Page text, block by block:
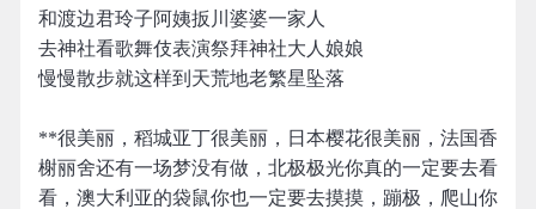
和渡边君玲子阿姨扳川婆婆一家人
去神社看歌舞伎表演祭拜神社大人娘娘
慢慢散步就这样到天荒地老繁星坠落
**很美丽，稻城亚丁很美丽，日本樱花很美丽，法国香
榭丽舍还有一场梦没有做，北极极光你真的一定要去看
看，澳大利亚的袋鼠你也一定要去摸摸，蹦极，爬山你